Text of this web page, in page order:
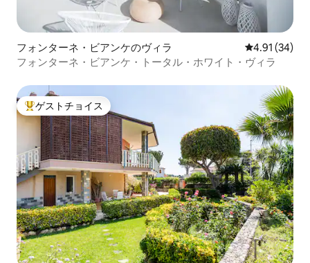
フォンターネ・ビアンケのヴィラ レビュー34
4.91 (34)
フォンターネ・ビアンケ・トータル・ホワイト・ヴィラ
大好評のゲストチョイスです。
ゲストチョイス